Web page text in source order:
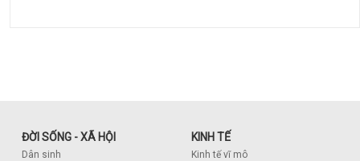
ĐỜI SỐNG - XÃ HỘI
Dân sinh
KINH TẾ
Kinh tế vĩ mô